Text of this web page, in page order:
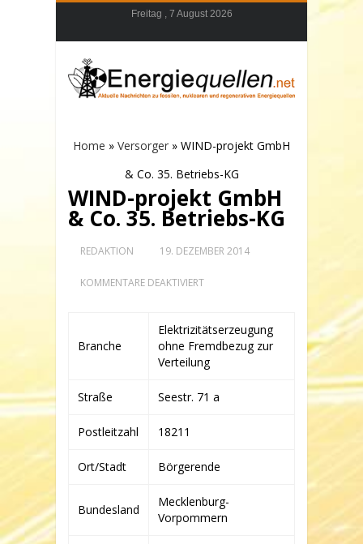
Freitag , 7 August 2026
Home » Versorger » WIND-projekt GmbH
& Co. 35. Betriebs-KG
WIND-projekt GmbH
& Co. 35. Betriebs-KG
REDAKTION 19. DEZEMBER 2014
KOMMENTARE DEAKTIVIERTFÜR
&
CO.
35.
BETRIEBS-
Branche
Elektrizitätserzeugung
ohne Fremdbezug zur
Verteilung
Straße Seestr. 71 a
Postleitzahl 18211
Ort/Stadt Börgerende
Bundesland
Mecklenburg-
Vorpommern